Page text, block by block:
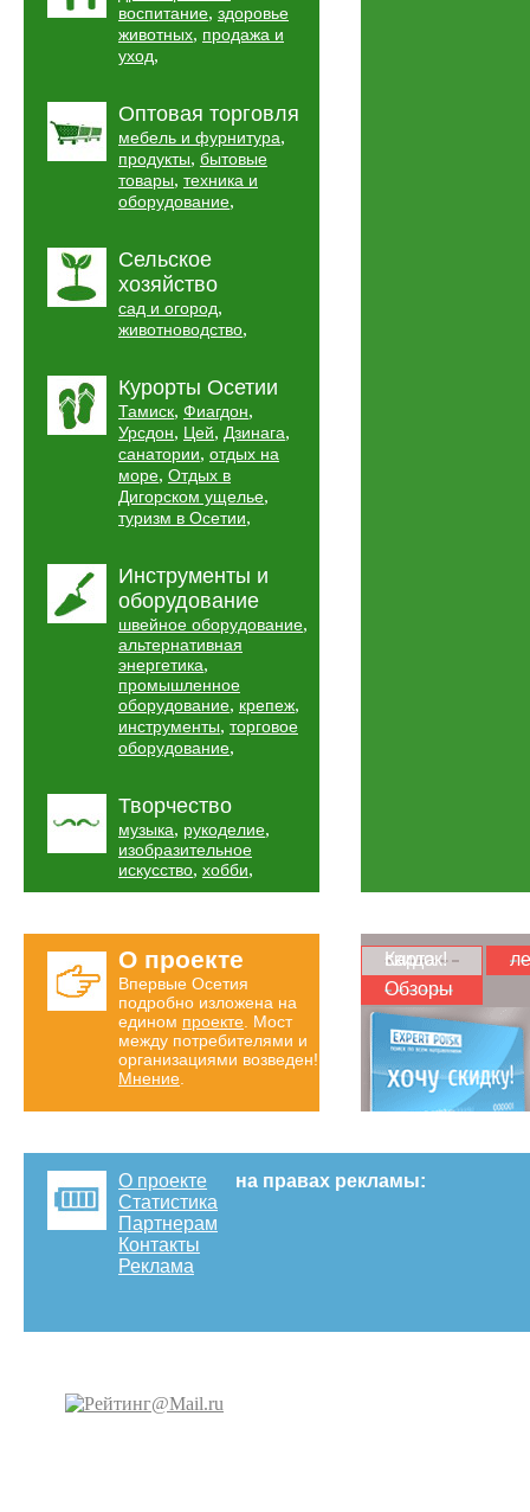
воспитание, здоровье
животных, продажа и
уход,
Оптовая торговля
мебель и фурнитура,
продукты, бытовые
товары, техника и
оборудование,
Сельское
хозяйство
сад и огород,
животноводство,
Курорты Осетии
Тамиск, Фиагдон,
Урсдон, Цей, Дзинага,
санатории, отдых на
море, Отдых в
Дигорском ущелье,
туризм в Осетии,
Инструменты и
оборудование
швейное оборудование,
альтернативная
энергетика,
промышленное
оборудование, крепеж,
инструменты, торговое
оборудование,
Творчество
музыка, рукоделие,
изобразительное
искусство, хобби,
О проекте
Впервые Осетия
подробно изложена на
едином проекте . Мост
между потребителями и
организациями возведен!
Мнение
Карта скидок!
Обзоры
О проекте
Статистика
Партнерам
Контакты
Реклама
на правах рекламы: